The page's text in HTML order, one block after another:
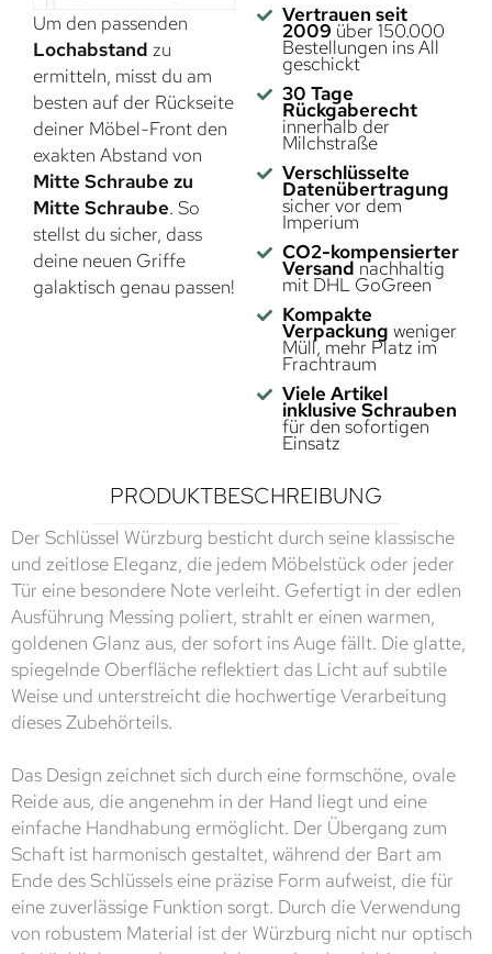
Um den passenden
Lochabstand zu
ermitteln, misst du am
besten auf der Rückseite
deiner Möbel-Front den
exakten Abstand von
Mitte Schraube zu
Mitte Schraube. So
stellst du sicher, dass
deine neuen Griffe
galaktisch genau passen!
Vertrauen seit
2009über 150.000
Bestellungen ins All
geschickt
30 Tage
Rückgaberecht
innerhalb der
Milchstraße
Verschlüsselte
Datenübertragung
sicher vor dem
Imperium
CO2-kompensierter
Versand nachhaltig
mit DHL GoGreen
Kompakte
Verpackung weniger
Müll, mehr Platz im
Frachtraum
Viele Artikel
inklusive Schrauben
für den sofortigen
Einsatz
PRODUKTBESCHREIBUNG
Der Schlüssel Würzburg besticht durch seine klassische
und zeitlose Eleganz, die jedem Möbelstück oder jeder
Tür eine besondere Note verleiht. Gefertigt in der edlen
Ausführung Messing poliert, strahlt er einen warmen,
goldenen Glanz aus, der sofort ins Auge fällt. Die glatte,
spiegelnde Oberfläche reflektiert das Licht auf subtile
Weise und unterstreicht die hochwertige Verarbeitung
dieses Zubehörteils.
Das Design zeichnet sich durch eine formschöne, ovale
Reide aus, die angenehm in der Hand liegt und eine
einfache Handhabung ermöglicht. Der Übergang zum
Schaft ist harmonisch gestaltet, während der Bart am
Ende des Schlüssels eine präzise Form aufweist, die für
eine zuverlässige Funktion sorgt. Durch die Verwendung
von robustem Material ist der Würzburg nicht nur optisch